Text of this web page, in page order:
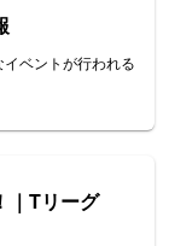
ベントが行われる
｜Tリーグ